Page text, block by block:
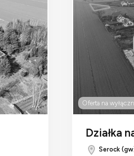
Oferta na
Działka
Serock